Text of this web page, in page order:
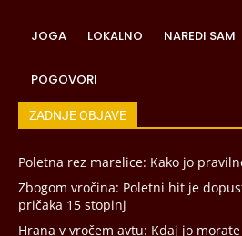
JOGA LOKALNO NAREDI SAM
POGOVORI
ZADNJE OBJAVE
Poletna rez marelice: Kako jo
Zbogom vročina: Poletni hit je
pričaka 15 stopinj
Hrana v vročem avtu: Kdaj jo